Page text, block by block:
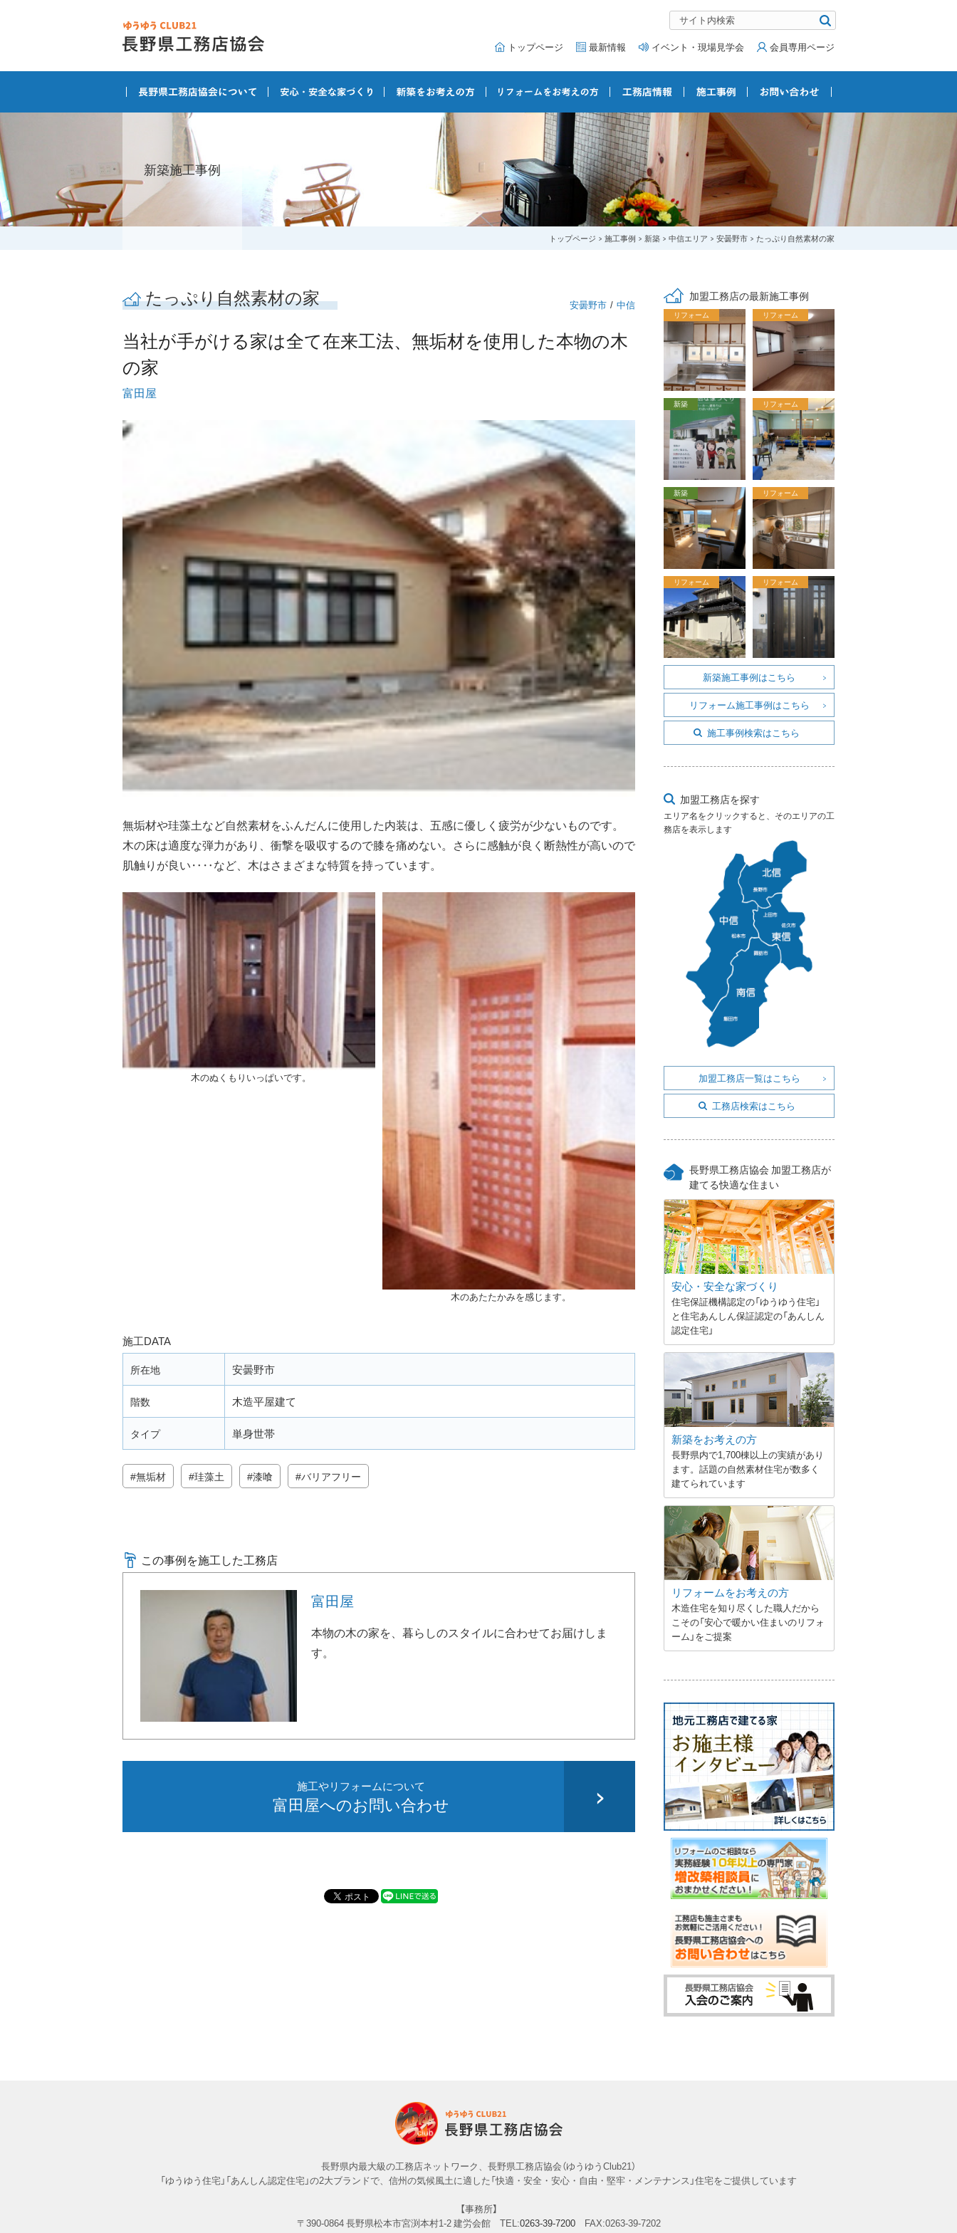
トップページ 最新情報 イベント・現場見学会 会員専用ページ
新築施工事例
トップページ 施工事例 新築 中信エリア 安曇野市 たっぷり自然素材の家
たっぷり自然素材の家 安曇野市 中信
当社が手がける家は全て在来工法、無垢材を使用した本物の木
の家
富田屋
無垢材や珪藻土など自然素材をふんだんに使用した内装は、五感に優しく疲労が少ないものです。
木の床は適度な弾力があり、衝撃を吸収するので膝を痛めない。さらに感触が良く断熱性が高いので
肌触りが良い‥‥など、木はさまざまな特質を持っています。
木のぬくもりいっぱいです。
木のあたたかみを感じます。
施工DATA
所在地 安曇野市
階数 木造平屋建て
タイプ 単身世帯
無垢材 珪藻土 漆喰 バリアフリー
この事例を施工した工務店
富田屋
本物の木の家を、暮らしのスタイルに合わせてお届けしま
す。
施工やリフォームについて
富田屋へのお問い合わせ
加盟工務店の最新施工事例
リフォーム リフォーム
新築 リフォーム
新築 リフォーム
リフォーム リフォーム
新築施工事例はこちら
リフォーム施工事例はこちら
施工事例検索はこちら
加盟工務店を探す
エリア名をクリックすると、そのエリアの工
務店を表示します
加盟工務店一覧はこちら
工務店検索はこちら
長野県工務店協会 加盟工務店が
建てる快適な住まい
安心・安全な家づくり
住宅保証機構認定の「ゆうゆう住宅」
と住宅あんしん保証認定の「あんしん
認定住宅」
新築をお考えの方
長野県内で1,700棟以上の実績があり
ます。話題の自然素材住宅が数多く
建てられています
リフォームをお考えの方
木造住宅を知り尽くした職人だから
こその「安心で暖かい住まいのリフォ
ーム」をご提案
長野県内最大級の工務店ネットワーク、長野県工務店協会（ゆうゆうClub21）
「ゆうゆう住宅」「あんしん認定住宅」の2大ブランドで、信州の気候風土に適した「快適・安全・安心・自由・堅牢・メンテナンス」住宅をご提供しています
【事務所】
〒390-0864長野県松本市宮渕本村1-2 建労会館 TEL:0263-39-7200FAX:0263-39-7202